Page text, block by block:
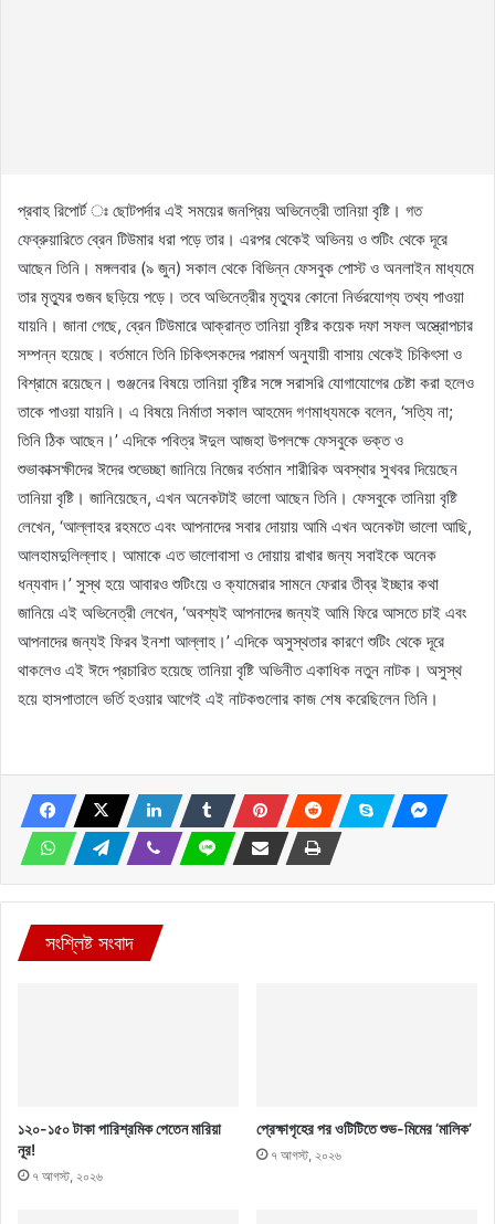
প্রবাহ রিপোর্ট ঃ ছোটপর্দার এই সময়ের জনপ্রিয় অভিনেত্রী তানিয়া বৃষ্টি। গত
ফেব্রুয়ারিতে ব্রেন টিউমার ধরা পড়ে তার। এরপর থেকেই অভিনয় ও শুটিং থেকে দূরে
আছেন তিনি। মঙ্গলবার (৯ জুন) সকাল থেকে বিভিন্ন ফেসবুক পোস্ট ও অনলাইন মাধ্যমে
তার মৃত্যুর গুজব ছড়িয়ে পড়ে। তবে অভিনেত্রীর মৃত্যুর কোনো নির্ভরযোগ্য তথ্য পাওয়া
যায়নি। জানা গেছে, ব্রেন টিউমারে আক্রান্ত তানিয়া বৃষ্টির কয়েক দফা সফল অস্ত্রোপচার
সম্পন্ন হয়েছে। বর্তমানে তিনি চিকিৎসকদের পরামর্শ অনুযায়ী বাসায় থেকেই চিকিৎসা ও
বিশ্রামে রয়েছেন। গুঞ্জনের বিষয়ে তানিয়া বৃষ্টির সঙ্গে সরাসরি যোগাযোগের চেষ্টা করা হলেও
তাকে পাওয়া যায়নি। এ বিষয়ে নির্মাতা সকাল আহমেদ গণমাধ্যমকে বলেন, ‘সত্যি না;
তিনি ঠিক আছেন।’ এদিকে পবিত্র ঈদুল আজহা উপলক্ষে ফেসবুকে ভক্ত ও
শুভাকাক্সক্ষীদের ঈদের শুভেচ্ছা জানিয়ে নিজের বর্তমান শারীরিক অবস্থার সুখবর দিয়েছেন
তানিয়া বৃষ্টি। জানিয়েছেন, এখন অনেকটাই ভালো আছেন তিনি। ফেসবুকে তানিয়া বৃষ্টি
লেখেন, ‘আল্লাহর রহমতে এবং আপনাদের সবার দোয়ায় আমি এখন অনেকটা ভালো আছি,
আলহামদুলিল্লাহ। আমাকে এত ভালোবাসা ও দোয়ায় রাখার জন্য সবাইকে অনেক
ধন্যবাদ।’ সুস্থ হয়ে আবারও শুটিংয়ে ও ক্যামেরার সামনে ফেরার তীব্র ইচ্ছার কথা
জানিয়ে এই অভিনেত্রী লেখেন, ‘অবশ্যই আপনাদের জন্যই আমি ফিরে আসতে চাই এবং
আপনাদের জন্যই ফিরব ইনশা আল্লাহ।’ এদিকে অসুস্থতার কারণে শুটিং থেকে দূরে
থাকলেও এই ঈদে প্রচারিত হয়েছে তানিয়া বৃষ্টি অভিনীত একাধিক নতুন নাটক। অসুস্থ
হয়ে হাসপাতালে ভর্তি হওয়ার আগেই এই নাটকগুলোর কাজ শেষ করেছিলেন তিনি।
সংশ্লিষ্ট সংবাদ
১২০-১৫০ টাকা পারিশ্রমিক পেতেন মারিয়া
নূর!
৭ আগস্ট, ২০২৬
প্রেক্ষাগৃহের পর ওটিটিতে শুভ-মিমের ‘মালিক’
৭ আগস্ট, ২০২৬